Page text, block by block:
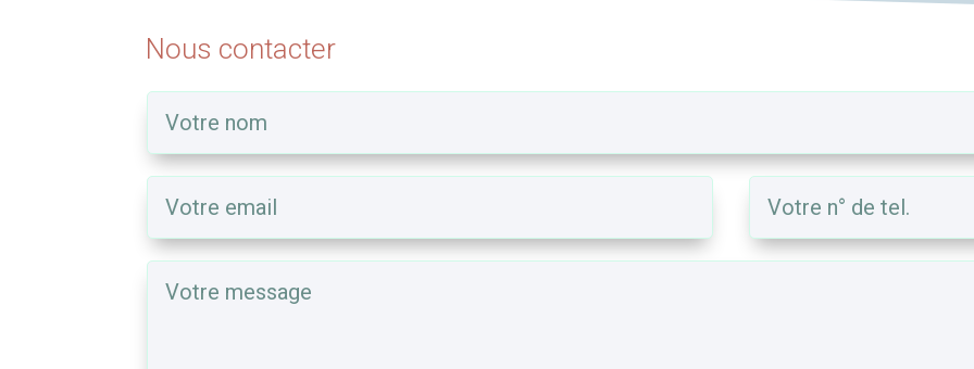
Nous contacter